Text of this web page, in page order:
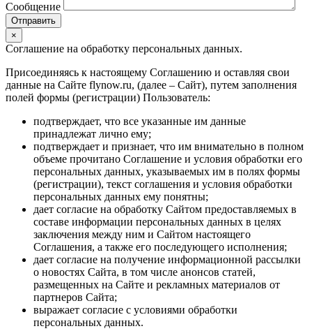
Сообщение
×
Соглашение на обработку персональных данных.
Присоединяясь к настоящему Соглашению и оставляя свои
данные на Сайте flynow.ru, (далее – Сайт), путем заполнения
полей формы (регистрации) Пользователь:
подтверждает, что все указанные им данные
принадлежат лично ему;
подтверждает и признает, что им внимательно в полном
объеме прочитано Соглашение и условия обработки его
персональных данных, указываемых им в полях формы
(регистрации), текст соглашения и условия обработки
персональных данных ему понятны;
дает согласие на обработку Сайтом предоставляемых в
составе информации персональных данных в целях
заключения между ним и Сайтом настоящего
Соглашения, а также его последующего исполнения;
дает согласие на получение информационной рассылки
о новостях Сайта, в том числе анонсов статей,
размещенных на Сайте и рекламных материалов от
партнеров Сайта;
выражает согласие с условиями обработки
персональных данных.